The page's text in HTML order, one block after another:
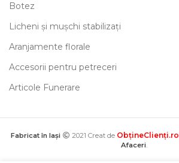
Botez
Licheni și mușchi stabilizați
Aranjamente florale
Accesorii pentru petreceri
Articole Funerare
Fabricat în Iași 2021 Creat de ObțineClienți.ro
Afaceri.